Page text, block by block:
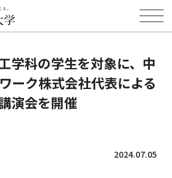
を対象に、中国電力ネットワーク株式会社代
学科の学生を対象に、中
ーク株式会社代表による
演会を開催
2024.07.05